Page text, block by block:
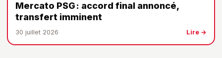
Mercato PSG : accord final annoncé,
transfert imminent
30 juillet 2026 Lire →